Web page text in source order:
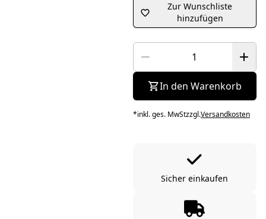
Zur Wunschliste
hinzufügen
In den Warenkorb
*inkl. ges. MwStzzgl.Versandkosten
Sicher einkaufen